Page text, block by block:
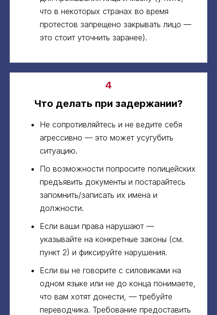
что в некоторых странах во время
протестов запрещено закрывать лицо —
это стоит уточнить заранее).
4
Что делать при задержании?
Не сопротивляйтесь и не ведите себя
агрессивно — это может усугубить
ситуацию.
По возможности попросите полицейских
предъявить документы и постарайтесь
запомнить/записать их имена и
должности.
Если ваши права нарушают —
указывайте на конкретные законы (см.
пункт 2) и фиксируйте нарушения.
Если вы не говорите с силовиками на
одном языке или не до конца понимаете,
что вам хотят донести, — требуйте
переводчика. Требование предоставить